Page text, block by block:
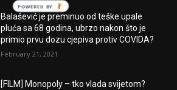
Balašević je preminuo od teške upale
pluća sa 68 godina, ubrzo nakon što je
primio prvu dozu cjepiva protiv COVIDA?
February 21, 2021
[FILM] Monopoly – tko vlada svijetom?
POWERED BY